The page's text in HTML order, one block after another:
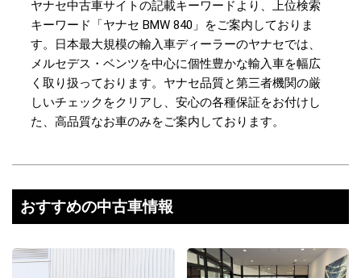
ヤナセ中古車サイトの記載キーワードより、上位検索
キーワード「ヤナセ BMW 840」をご案内しておりま
す。日本最大規模の輸入車ディーラーのヤナセでは、
メルセデス・ベンツを中心に個性豊かな輸入車を幅広
く取り扱っております。ヤナセ品質と第三者機関の厳
しいチェックをクリアし、安心の各種保証をお付けし
た、高品質なお車のみをご案内しております。
おすすめの中古車情報